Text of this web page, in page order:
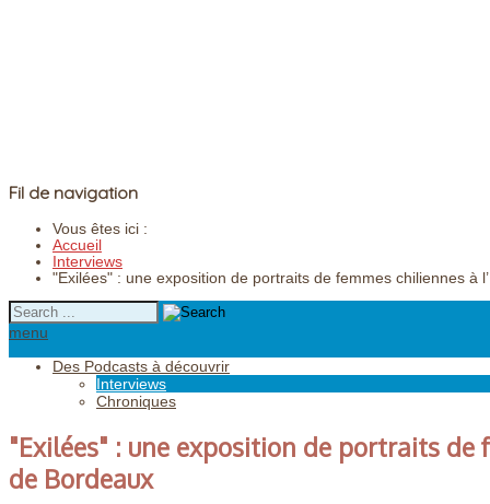
Fil de navigation
Vous êtes ici :
Accueil
Interviews
"Exilées" : une exposition de portraits de femmes chiliennes à
menu
Des Podcasts à découvrir
Interviews
Chroniques
"Exilées" : une exposition de portraits de
de Bordeaux